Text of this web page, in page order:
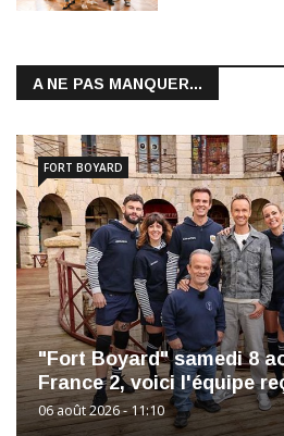
A NE PAS MANQUER...
"Fort Boyard" samedi 8
France 2, voici l'équipe
06 août 2026 - 11:10
FORT BOYARD